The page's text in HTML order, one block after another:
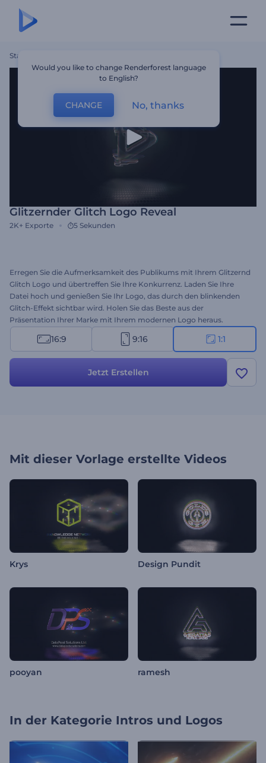
Startseite
Glitzernder Glitch Logo Reveal
2K+ Exporte 5 Sekunden
Erregen Sie die Aufmerksamkeit des Publikums mit Ihrem Glitzernd
Glitch Logo und übertreffen Sie Ihre Konkurrenz. Laden Sie Ihre
Datei hoch und genießen Sie Ihr Logo, das durch den blinkenden
Glitch-Effekt sichtbar wird. Holen Sie das Beste aus der
Präsentation Ihrer Marke mit Ihrem modernen Logo heraus.
Perfekt für Präsentationseröffnungen, Video-Intros und -Outros,
TV-Spots und mehr. Erreichen Sie höhere Ziele für die Präsentation
16:9 9:16 1:1
Jetzt Erstellen
Mit dieser Vorlage erstellte Videos
Krys Design Pundit
pooyan ramesh
In der Kategorie Intros und Logos
Would you like to change Renderforest language
to English?
CHANGE No, thanks